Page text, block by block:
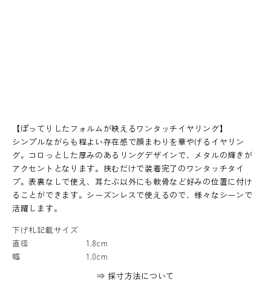
【ぽってりしたフォルムが映えるワンタッチイヤリング】
シンプルながらも程よい存在感で顔まわりを華やげるイヤリン
グ。コロっとした厚みのあるリングデザインで、メタルの輝きが
アクセントとなります。挟むだけで装着完了のワンタッチタイ
プ。表裏なしで使え、耳たぶ以外にも軟骨など好みの位置に付け
ることができます。シーズンレスで使えるので、様々なシーンで
活躍します。
下げ札記載サイズ
直径
1.8cm
幅
1.0cm
⇒ 採寸方法について